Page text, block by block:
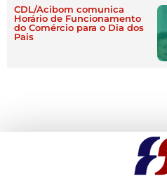
CDL/Acibom comunica
Horário de Funcionamento
do Comércio para o Dia dos
Pais